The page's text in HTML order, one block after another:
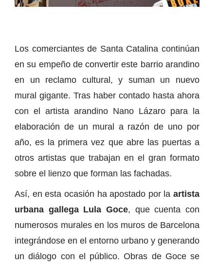
Los comerciantes de Santa Catalina continúan
en su empeño de convertir este barrio arandino
en un reclamo cultural, y suman un nuevo
mural gigante. Tras haber contado hasta ahora
con el artista arandino Nano Lázaro para la
elaboración de un mural a razón de uno por
año, es la primera vez que abre las puertas a
otros artistas que trabajan en el gran formato
sobre el lienzo que forman las fachadas.
Así, en esta ocasión ha apostado por la artista
urbana gallega Lula Goce, que cuenta con
numerosos murales en los muros de Barcelona
integrándose en el entorno urbano y generando
un diálogo con el público. Obras de Goce se